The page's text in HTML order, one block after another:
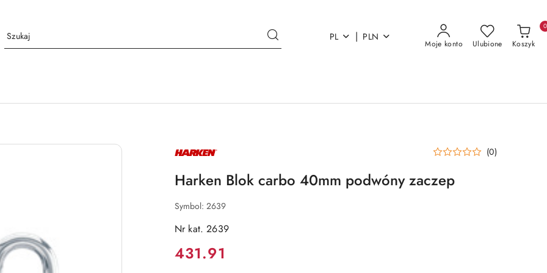
PL | PLN
Moje konto Ulubione Koszyk
0
NAZWA
PRODUCENTA: (0)
Harken Blok carbo 40mm podwóny zaczep
Symbol: 2639
Nr kat. 2639
Cena:
431.91